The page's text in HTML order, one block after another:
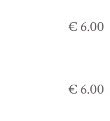
€ 6.00
€ 6.00